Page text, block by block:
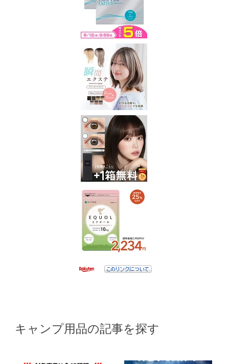
キャンプ用品の記事を探す